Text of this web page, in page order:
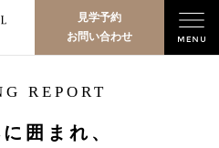
REPORT
囲まれ、
見学予約
お問い合わせ